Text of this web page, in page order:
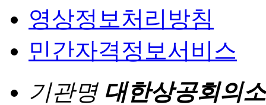
영상정보처리방침
민간자격정보서비스
기관명 대한상공회의소